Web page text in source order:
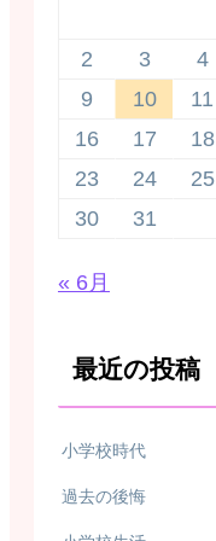
2
3 4
9
10 11
16
17 18
23
24 25
30
31
« 6月
最近の投稿
小学校時代
過去の後悔